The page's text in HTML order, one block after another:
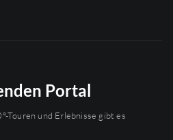
Portal
Touren und Erlebnisse gibt es